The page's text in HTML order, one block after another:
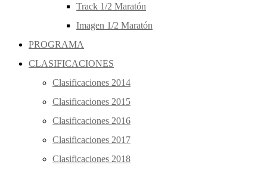
Track 1/2 Maratón
Imagen 1/2 Maratón
PROGRAMA
CLASIFICACIONES
Clasificaciones 2014
Clasificaciones 2015
Clasificaciones 2016
Clasificaciones 2017
Clasificaciones 2018